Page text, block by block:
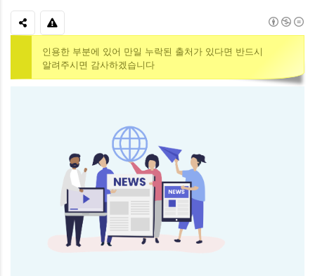
인용한 부분에 있어 만일 누락된 출처가 있다면 반드시
알려주시면 감사하겠습니다